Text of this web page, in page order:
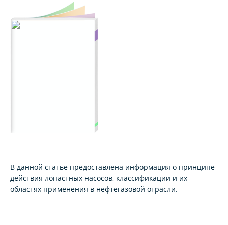
В данной статье предоставлена информация о принципе
действия лопастных насосов, классификации и их
областях применения в нефтегазовой отрасли.